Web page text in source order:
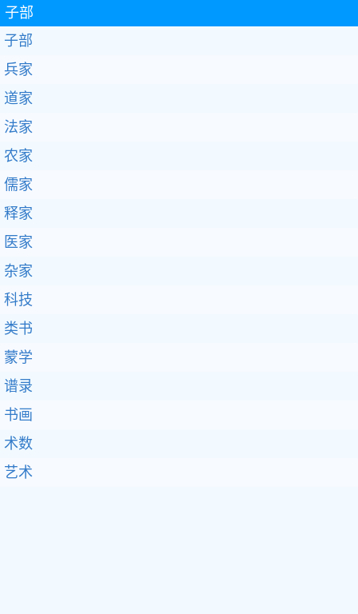
子部
子部
兵家
道家
法家
农家
儒家
释家
医家
杂家
科技
类书
蒙学
谱录
书画
术数
艺术